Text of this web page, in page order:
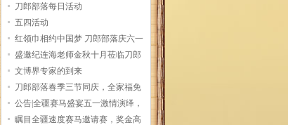
刀郎部落每日活动
五四活动
红领巾相约中国梦 刀郎部落庆六一
盛邀纪连海老师金秋十月莅临刀郎
部落文博界专家的到来
刀郎部落春季三节同庆，全家福免
费送，诺鲁孜粥免费喝，还有惊喜定
向徒步探险等你拿奖！
公告|全疆赛马盛宴五一激情演绎，
10万大奖金花落谁家，敬请期待！
瞩目全疆速度赛马邀请赛，奖金高